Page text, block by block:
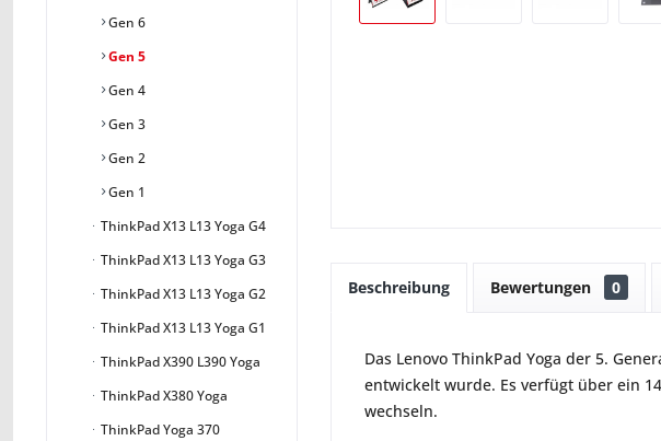
Gen 6
Gen 5
Gen 4
Gen 3
Gen 2
Gen 1
ThinkPad X13 L13 Yoga G4
ThinkPad X13 L13 Yoga G3
ThinkPad X13 L13 Yoga G2
ThinkPad X13 L13 Yoga G1
ThinkPad X390 L390 Yoga
ThinkPad X380 Yoga
ThinkPad Yoga 370
Beschreibung Bewertungen 0
Das Lenovo ThinkPad Yoga der 5.
entwickelt wurde. Es verfügt über ein
wechseln.